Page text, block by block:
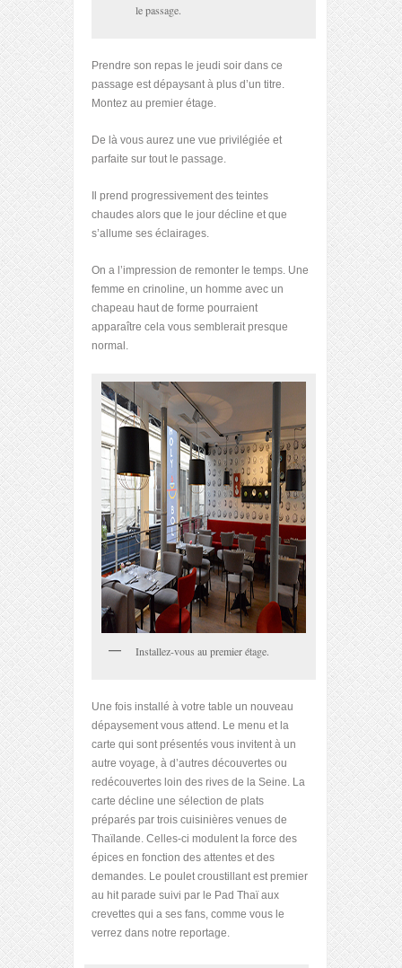
le passage.
Prendre son repas le jeudi soir dans ce
passage est dépaysant à plus d’un titre.
Montez au premier étage.
De là vous aurez une vue privilégiée et
parfaite sur tout le passage.
Il prend progressivement des teintes
chaudes alors que le jour décline et que
s’allume ses éclairages.
On a l’impression de remonter le temps. Une
femme en crinoline, un homme avec un
chapeau haut de forme pourraient
apparaître cela vous semblerait presque
normal.
Installez-vous au premier étage.
Une fois installé à votre table un nouveau
dépaysement vous attend. Le menu et la
carte qui sont présentés vous invitent à un
autre voyage, à d’autres découvertes ou
redécouvertes loin des rives de la Seine. La
carte décline une sélection de plats
préparés par trois cuisinières venues de
Thaïlande. Celles-ci modulent la force des
épices en fonction des attentes et des
demandes. Le poulet croustillant est premier
au hit parade suivi par le Pad Thaï aux
crevettes qui a ses fans, comme vous le
verrez dans notre reportage.